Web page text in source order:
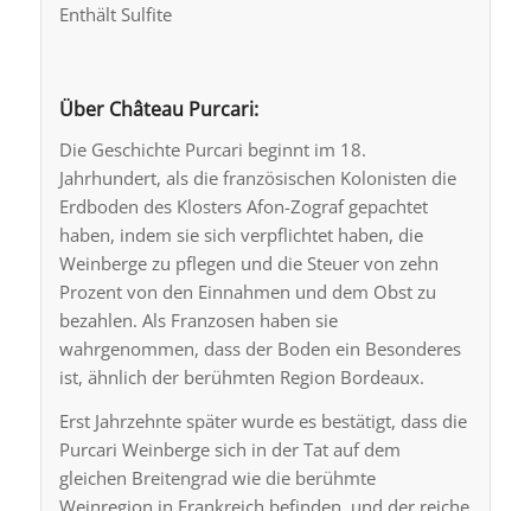
Enthält Sulfite
Über Château Purcari:
Die Geschichte Purcari beginnt im 18.
Jahrhundert, als die französischen Kolonisten die
Erdboden des Klosters Afon-Zograf gepachtet
haben, indem sie sich verpflichtet haben, die
Weinberge zu pflegen und die Steuer von zehn
Prozent von den Einnahmen und dem Obst zu
bezahlen. Als Franzosen haben sie
wahrgenommen, dass der Boden ein Besonderes
ist, ähnlich der berühmten Region Bordeaux.
Erst Jahrzehnte später wurde es bestätigt, dass die
Purcari Weinberge sich in der Tat auf dem
gleichen Breitengrad wie die berühmte
Weinregion in Frankreich befinden, und der reiche